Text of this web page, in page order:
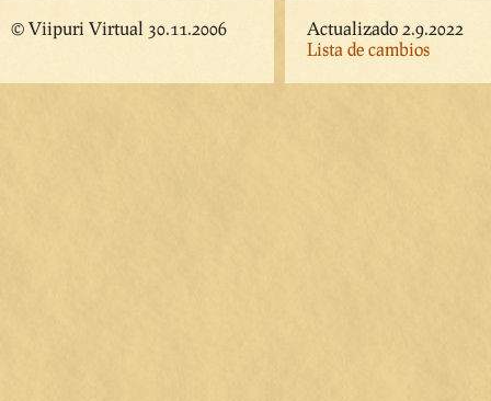
© Viipuri Virtual 30.11.2006
Actualizado 2.9.2022
Lista de cambios